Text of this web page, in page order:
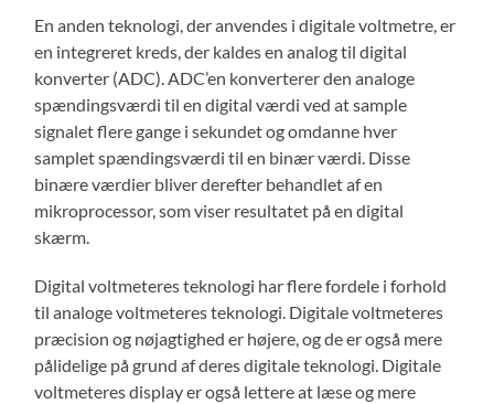
En anden teknologi, der anvendes i digitale voltmetre, er
en integreret kreds, der kaldes en analog til digital
konverter (ADC). ADC’en konverterer den analoge
spændingsværdi til en digital værdi ved at sample
signalet flere gange i sekundet og omdanne hver
samplet spændingsværdi til en binær værdi. Disse
binære værdier bliver derefter behandlet af en
mikroprocessor, som viser resultatet på en digital
skærm.
Digital voltmeteres teknologi har flere fordele i forhold
til analoge voltmeteres teknologi. Digitale voltmeteres
præcision og nøjagtighed er højere, og de er også mere
pålidelige på grund af deres digitale teknologi. Digitale
voltmeteres display er også lettere at læse og mere